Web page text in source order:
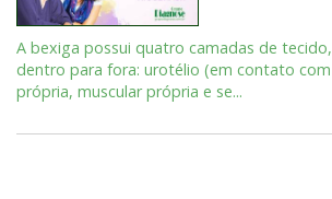
A bexiga possui quatro camadas de
dentro para fora: urotélio (em contato com
própria, muscular própria e se...